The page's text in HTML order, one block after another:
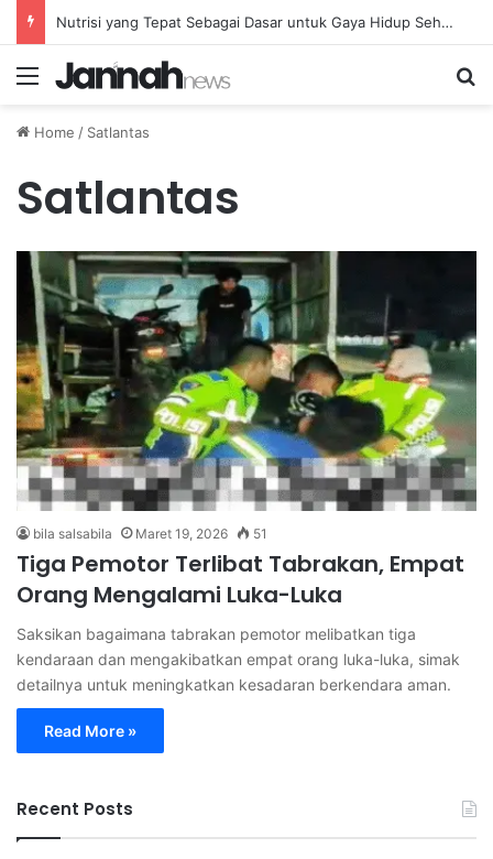
Nutrisi yang Tepat Sebagai Dasar untuk Gaya Hidup Sehat dan Berkelanjutan
Menu
Home / Satlantas
Satlantas
bila salsabila Maret 19, 2026 51
Tiga Pemotor Terlibat Tabrakan, Empat
Orang Mengalami Luka-Luka
Saksikan bagaimana tabrakan pemotor melibatkan tiga
kendaraan dan mengakibatkan empat orang luka-luka, simak
detailnya untuk meningkatkan kesadaran berkendara aman.
Read More »
Recent Posts